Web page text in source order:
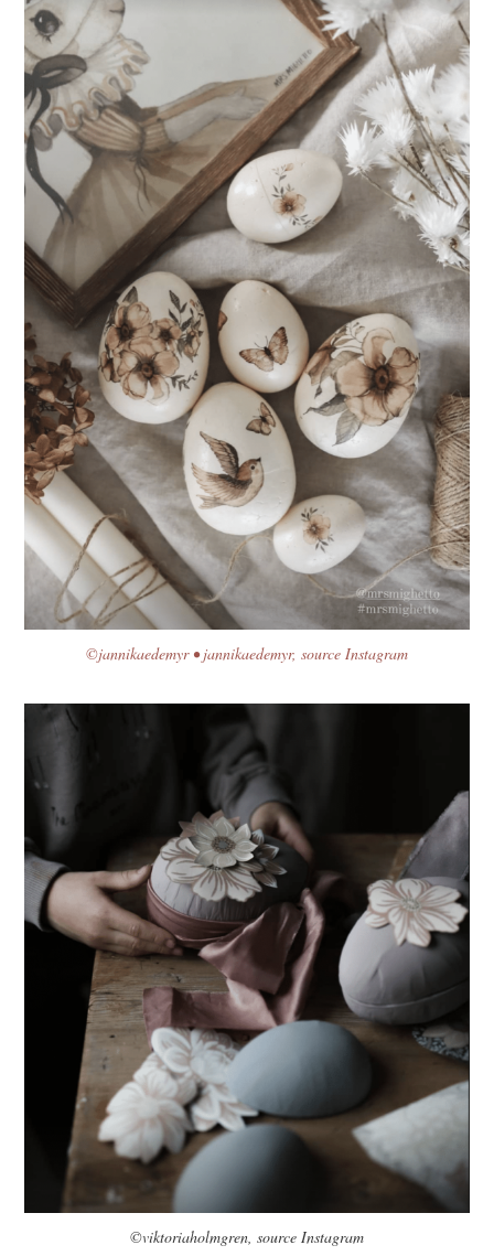
©jannikaedemyr • jannikaedemyr, source Instagram
©viktoriaholmgren, source Instagram